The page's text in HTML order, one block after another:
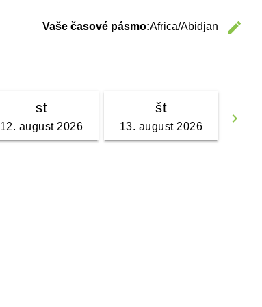
Vaše časové pásmo:Africa/Abidjan
edit
keyboard_arrow_right
st
12. august 2026
št
13. august 2026